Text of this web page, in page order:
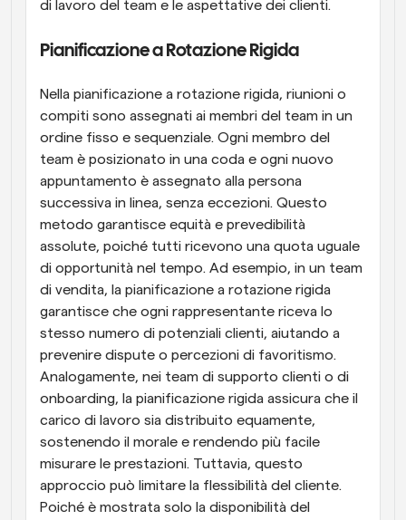
di lavoro del team e le aspettative dei clienti.
Pianificazione a Rotazione Rigida
Nella pianificazione a rotazione rigida, riunioni o
compiti sono assegnati ai membri del team in un
ordine fisso e sequenziale. Ogni membro del
team è posizionato in una coda e ogni nuovo
appuntamento è assegnato alla persona
successiva in linea, senza eccezioni. Questo
metodo garantisce equità e prevedibilità
assolute, poiché tutti ricevono una quota uguale
di opportunità nel tempo. Ad esempio, in un team
di vendita, la pianificazione a rotazione rigida
garantisce che ogni rappresentante riceva lo
stesso numero di potenziali clienti, aiutando a
prevenire dispute o percezioni di favoritismo.
Analogamente, nei team di supporto clienti o di
onboarding, la pianificazione rigida assicura che il
carico di lavoro sia distribuito equamente,
sostenendo il morale e rendendo più facile
misurare le prestazioni. Tuttavia, questo
approccio può limitare la flessibilità del cliente.
Poiché è mostrata solo la disponibilità del